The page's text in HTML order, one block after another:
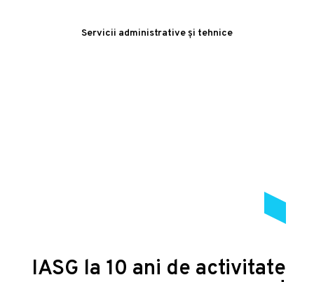
Servicii administrative și tehnice
IASG la 10 ani de activitate